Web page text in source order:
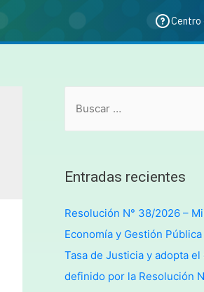
Centro
Entradas recientes
Resolución N° 38/2026 –
Economía y Gestión
Tasa de Justicia y adopta
definido por la Resolución